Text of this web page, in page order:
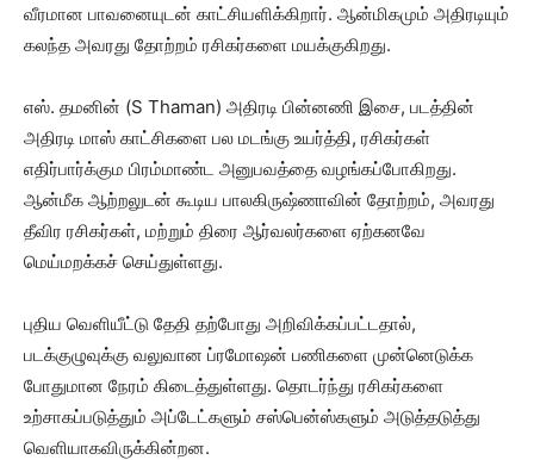
வீரமான பாவனையுடன் காட்சியளிக்கிறார். ஆன்மிகமும் அதிரடியும்
கலந்த அவரது தோற்றம் ரசிகர்களை மயக்குகிறது.
எஸ். தமனின் (S Thaman) அதிரடி பின்னணி இசை, படத்தின்
அதிரடி மாஸ் காட்சிகளை பல மடங்கு உயர்த்தி, ரசிகர்கள்
எதிர்பார்க்கும பிரம்மாண்ட அனுபவத்தை வழங்கப்போகிறது.
ஆன்மீக ஆற்றலுடன் கூடிய பாலகிருஷ்ணாவின் தோற்றம், அவரது
தீவிர ரசிகர்கள், மற்றும் திரை ஆர்வலர்களை ஏற்கனவே
மெய்மறக்கச் செய்துள்ளது.
புதிய வெளியீட்டு தேதி தற்போது அறிவிக்கப்பட்டதால்,
படக்குழுவுக்கு வலுவான ப்ரமோஷன் பணிகளை முன்னெடுக்க
போதுமான நேரம் கிடைத்துள்ளது. தொடர்ந்து ரசிகர்களை
உற்சாகப்படுத்தும் அப்டேட்களும் சஸ்பென்ஸ்களும் அடுத்தடுத்து
வெளியாகவிருக்கின்றன.